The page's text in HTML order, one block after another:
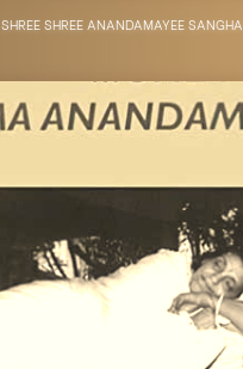
SHREE SHREE ANANDAMAYEE SANGHA